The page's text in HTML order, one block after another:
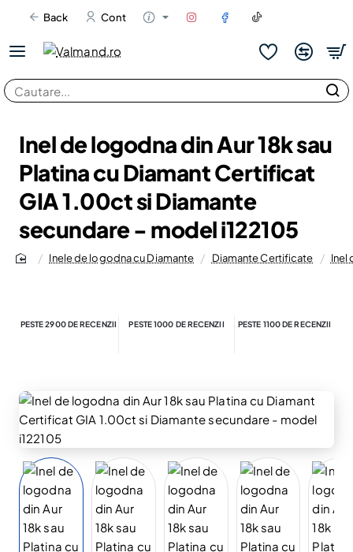
Back Cont
Cautare...
Inel de logodna din Aur 18k sau
Platina cu Diamant Certificat
GIA 1.00ct si Diamante
secundare - model i122105
Inele de logodna cu Diamante Diamante Certificate Inel
PESTE 2900 DE RECENZII PESTE 1000 DE RECENZII PESTE 1100 DE RECENZII